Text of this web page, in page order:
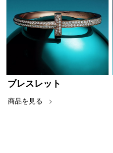
ブレスレット
商品を見る